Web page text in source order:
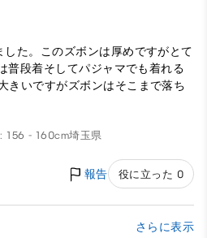
た。このズボンは厚めですがとて
普段着そしてパジャマでも着れる
きいですがズボンはそこまで落ち
156 - 160cm埼玉県
報告 役に立った 0
さらに表示